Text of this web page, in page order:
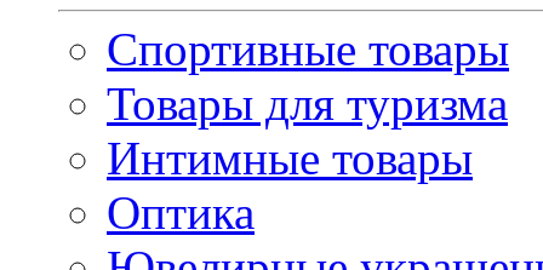
Спортивные товары
Товары для туризма
Интимные товары
Оптика